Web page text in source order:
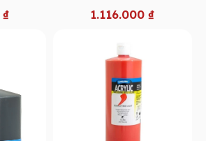
₫
1.116.000₫